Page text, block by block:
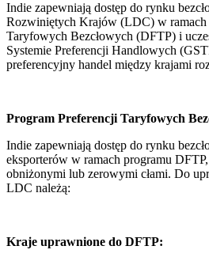
Indie zapewniają dostęp do rynku
Rozwiniętych Krajów (LDC) w ramach
Taryfowych Bezcłowych (DFTP) i
Systemie Preferencji Handlowych
preferencyjny handel między krajami
Program Preferencji Taryfowych
Indie zapewniają dostęp do rynku
eksporterów w ramach programu
obniżonymi lub zerowymi cłami. Do
LDC należą:
Kraje uprawnione do DFTP: